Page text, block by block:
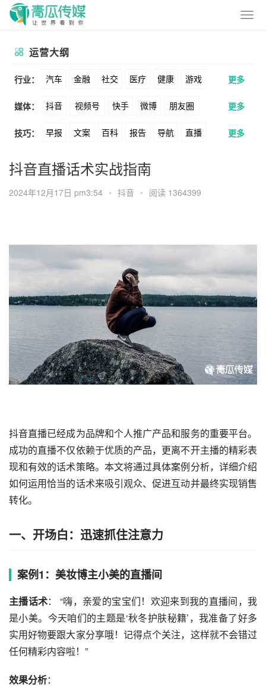
运营大纲
行业： 汽车 金融 社交 医疗 健康 游戏
动漫 美妆 美食 家装 教育 婚纱
酒旅 母婴 宠物 文娱 跨境 科技
广告 元宇宙 房地产
更多
媒体： 抖音 视频号 快手 微博 朋友圈
公众号 B站 小红书 头条 知乎
Soul 360 百度 搜狗
美图 最右 神马 谷歌 Facebook
更多
技巧： 早报 文案 百科 报告 导航 直播
卖货 脚本 话术 电商
涨粉 广告 推广 方案 策划 案例
KOL 元宇宙 跨境 青瓜通
更多
抖音直播话术实战指南
2024年12月17日 pm3:54 • 抖音 • 阅读 1364399
抖音直播已经成为品牌和个人推广产品和服务的重要平台。
成功的直播不仅依赖于优质的产品，更离不开主播的精彩表
现和有效的话术策略。本文将通过具体案例分析，详细介绍
如何运用恰当的话术来吸引观众、促进互动并最终实现销售
转化。
一、开场白：迅速抓住注意力
案例1：美妆博主小美的直播间
主播话术： “嗨，亲爱的宝宝们！欢迎来到我的直播间，我
是小美。今天咱们的主题是‘秋冬护肤秘籍’，我准备了好多
实用好物要跟大家分享哦！记得点个关注，这样就不会错过
任何精彩内容啦！”
效果分析：